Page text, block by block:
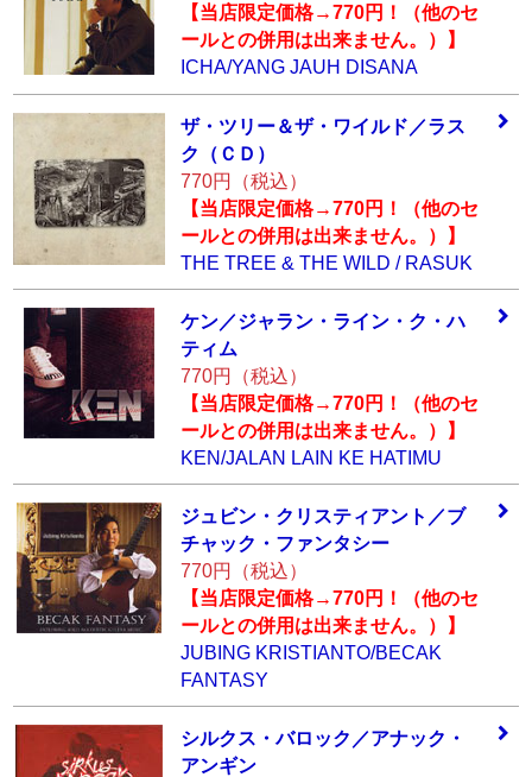
【当店限定価格→770円！（他のセ
ールとの併用は出来ません。）】
ICHA/YANG JAUH DISANA
ザ・ツリー＆ザ・ ワイルド／ラス
ク （ＣＤ）
770円（税込）
【当店限定価格→770円！（他のセ
ールとの併用は出来ません。）】
THE TREE & THE WILD / RASUK
ケン／ジャラン・ ライン・ク・ハ
ティム
770円（税込）
【当店限定価格→770円！（他のセ
ールとの併用は出来ません。）】
KEN/JALAN LAIN KE HATIMU
ジュビン・クリスティアント／ブ
チャック・ファンタシー
770円（税込）
【当店限定価格→770円！（他のセ
ールとの併用は出来ません。）】
JUBING KRISTIANTO/BECAK
FANTASY
シルクス・バロック／アナック・
アンギン